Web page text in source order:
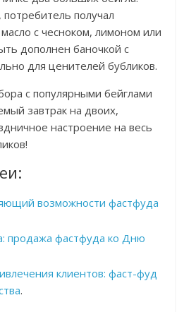
получал
с чесноком, лимоном или
дополнен баночкой с
для ценителей бубликов.
с популярными бейглами
завтрак на двоих,
настроение на весь
возможности фастфуда
продажа фастфуда ко Дню
клиентов: фаст-фуд
.